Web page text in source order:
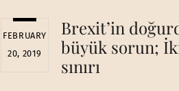
FEBRUARY
20, 2019
Brexit’in
büyük sorun;
sınırı